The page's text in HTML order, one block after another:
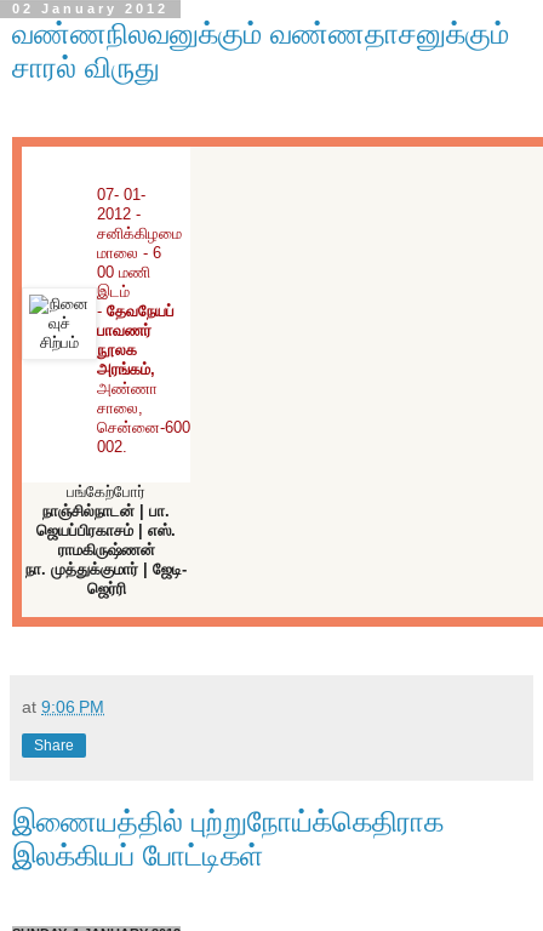
02 January 2012
வண்ணநிலவனுக்கும் வண்ணதாசனுக்கும்
சாரல் விருது
07- 01-
2012 -
சனிக்கிழமை
மாலை - 6
00 மணி
இடம்
- தேவநேயப்
பாவணர்
நூலக
அரங்கம்,
அண்ணா
சாலை,
சென்னை-600
002.
பங்கேற்போர்
நாஞ்சில்நாடன் | பா.
ஜெயப்பிரகாசம் | எஸ்.
ராமகிருஷ்ணன்
நா. முத்துக்குமார் | ஜேடி-
ஜெர்ரி
at 9:06 PM
Share
இணையத்தில் புற்றுநோய்க்கெதிராக
இலக்கியப் போட்டிகள்